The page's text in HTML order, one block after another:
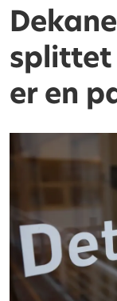
splittet
er en